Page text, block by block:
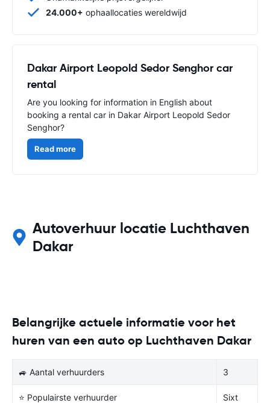
24.000+ ophaallocaties wereldwijd
Dakar Airport Leopold Sedor Senghor car
rental
Are you looking for information in English about
booking a rental car in Dakar Airport Leopold Sedor
Senghor?
Read more
Autoverhuur locatie Luchthaven
Dakar
Belangrijke actuele informatie voor het
huren van een auto op Luchthaven Dakar
🚙 Aantal verhuurders 3
⭐ Populairste verhuurder Sixt